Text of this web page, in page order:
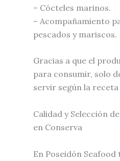
– Cócteles marinos.
– Acompañamiento
pescados y mariscos.
Gracias a que el
para consumir, solo
servir según la
Calidad y Selección
en Conserva
En Poseidón